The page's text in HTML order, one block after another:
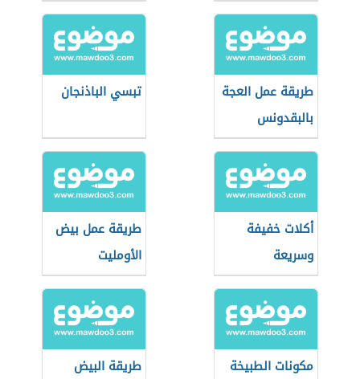
طريقة عمل العجة
بالبقدونس
والبيض
تبسي الباذنجان
أكلات خفيفة
وسريعة
طريقة عمل بيض
الأومليت
مكونات الطبيخة
طريقة البيض